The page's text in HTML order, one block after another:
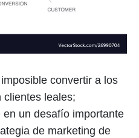
convertir a los
clientes leales;
un desafío importante
de marketing de